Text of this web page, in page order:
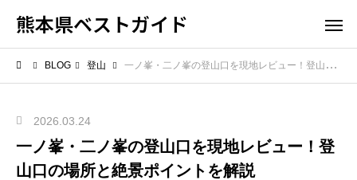
熊本県ベストガイド
BLOG 登山 一ノ峯・二ノ峯の登山口を現地レビュー！登山口の場所と絶景ポイントを解説
2026.03.24
一ノ峯・二ノ峯の登山口を現地レビュー！登
山口の場所と絶景ポイントを解説